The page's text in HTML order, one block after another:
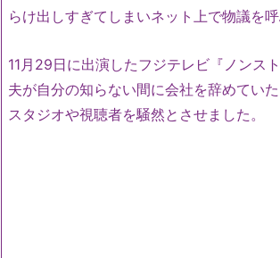
らけ出しすぎてしまいネット上で物議を呼
11月29日に出演したフジテレビ『ノンス
夫が自分の知らない間に会社を辞めていた
スタジオや視聴者を騒然とさせました。